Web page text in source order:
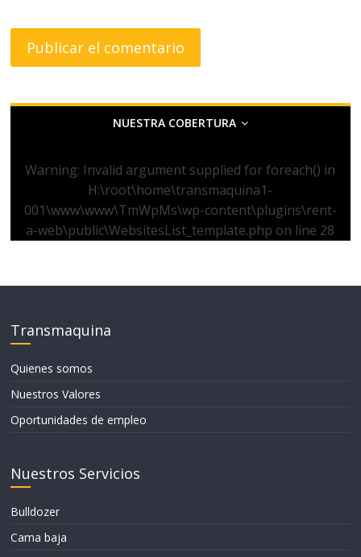
NUESTRA COBERTURA
Warning: Invalid argument supplied for foreach() in
H:\root\home\transmaquina1-
001\www\www\TmWpMs\wp-content\plugins\rent-
a-web\public\WebsitesList_template.php on line 28
Transmaquina
Quienes somos
Nuestros Valores
Oportunidades de empleo
Nuestros Servicios
Bulldozer
Cama baja